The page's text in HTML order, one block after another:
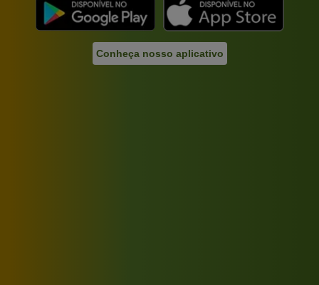
Conheça nosso aplicativo